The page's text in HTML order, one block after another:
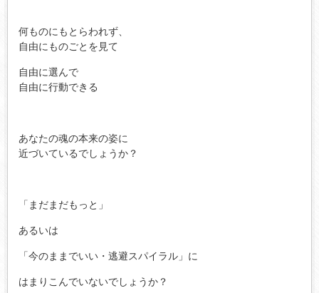
何ものにもとらわれず、
自由にものごとを見て
自由に選んで
自由に行動できる
あなたの魂の本来の姿に
近づいているでしょうか？
「まだまだもっと」
あるいは
「今のままでいい・逃避スパイラル」に
はまりこんでいないでしょうか？